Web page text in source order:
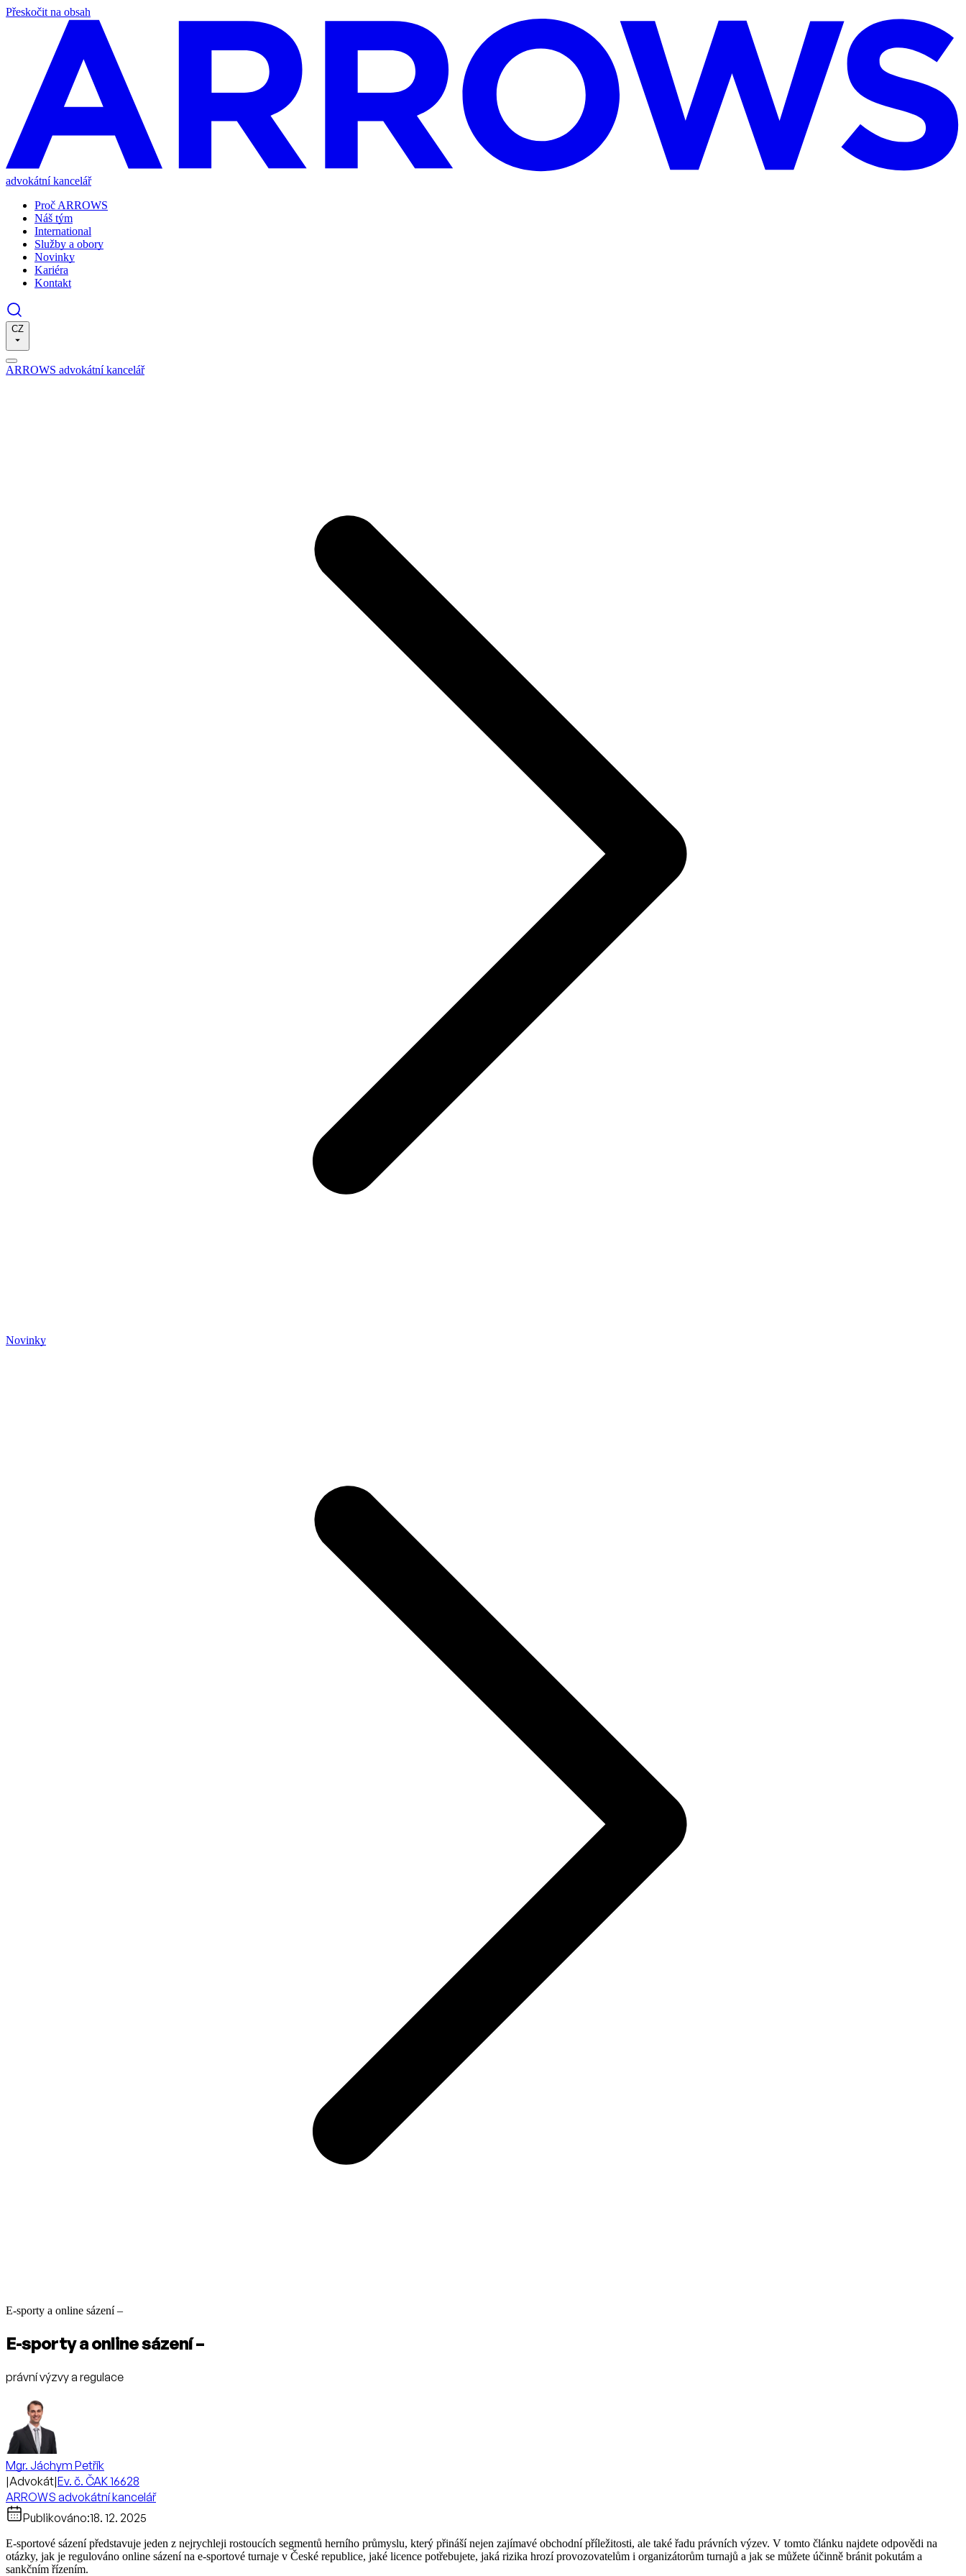
Přeskočit na obsah
advokátní kancelář
Proč ARROWS
Náš tým
International
Služby a obory
Novinky
Kariéra
Kontakt
CZ
ARROWS advokátní kancelář
Novinky
E-sporty a online sázení –
E-sporty a online sázení –
právní výzvy a regulace
Mgr. Jáchym Petřík
|Advokát|Ev. č. ČAK 16628
ARROWS advokátní kancelář
Publikováno:18. 12. 2025
E-sportové sázení představuje jeden z nejrychleji rostoucích segmentů herního průmyslu, který přináší nejen zajímavé obchodní příležitosti, ale také řadu právních výzev. V tomto článku najdete odpovědi na
otázky, jak je regulováno online sázení na e-sportové turnaje v České republice, jaké licence potřebujete, jaká rizika hrozí provozovatelům i organizátorům turnajů a jak se můžete účinně bránit pokutám a
sankčním řízením.